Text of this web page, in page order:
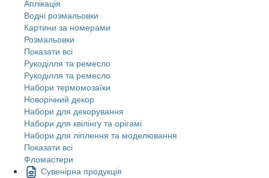
Аплікація
Водні розмальовки
Картини за номерами
Розмальовки
Показати всі
Рукоділля та ремесло
Рукоділля та ремесло
Набори термомозаїки
Новорічний декор
Набори для декорування
Набори для квілінгу та орігамі
Набори для ліплення та моделювання
Показати всі
Фломастери
Сувенірна продукція